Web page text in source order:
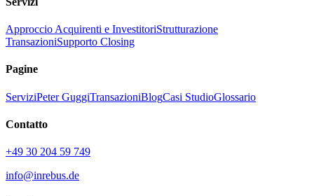
Approccio Acquirenti e InvestitoriStrutturazione
TransazioniSupporto Closing
Pagine
ServiziPeter GuggiTransazioniBlogCasi StudioGlossario
Contatto
+49 30 204 59 749
info@inrebus.de